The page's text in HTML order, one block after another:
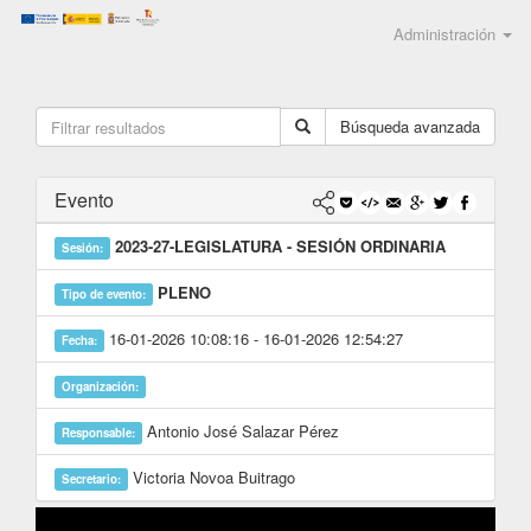
Administración
Búsqueda avanzada
Evento
Sesión: 2023-27-LEGISLATURA - SESIÓN ORDINARIA
Tipo de evento: PLENO
Fecha: 16-01-2026 10:08:16 - 16-01-2026 12:54:27
Organización:
Responsable: Antonio José Salazar Pérez
Secretario: Victoria Novoa Buitrago